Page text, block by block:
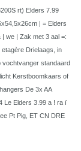
rt) Elders 7.99
| = Elders
we | Zak met 3 aal =:
Drielaags, in
vochtvanger standaard
Kerstboomkaars of
De 3x AA
Le Elders 3.99 a ! ra ï
Pt Pig, ET CN DRE